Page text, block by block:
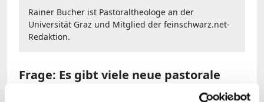
Rainer Bucher ist Pastoraltheologe an der
Universität Graz und Mitglied der feinschwarz.net-
Redaktion.
Frage: Es gibt viele neue pastorale
Wege, die Gemeinden gehen. Was